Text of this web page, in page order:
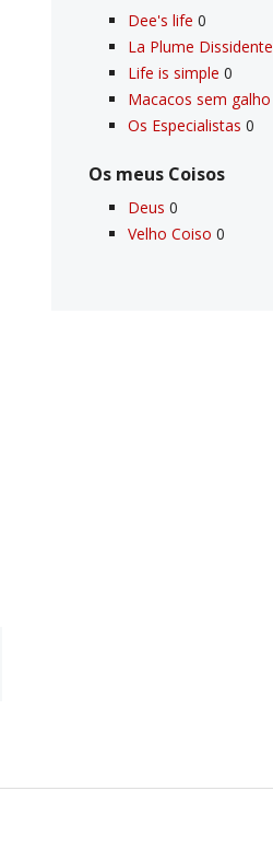
Dee's life 0
La Plume Dissidente
Life is simple 0
Macacos sem galho
Os Especialistas 0
Os meus Coisos
Deus 0
Velho Coiso 0